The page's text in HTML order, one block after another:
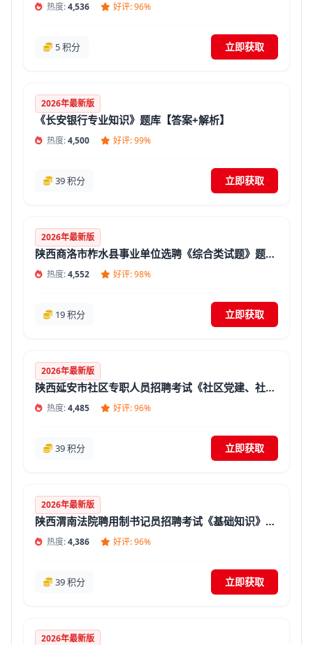
热度:4,536 好评: 96%
5 积分 立即获取
2026年最新版
《长安银行专业知识》题库【答案+解析】
热度:4,500 好评: 99%
39 积分 立即获取
2026年最新版
陕西商洛市柞水县事业单位选聘《综合类试题》题库(答案+解析)
热度:4,552 好评: 98%
19 积分 立即获取
2026年最新版
陕西延安市社区专职人员招聘考试《社区党建、社区工作基础知识》题库(答案+解析)
热度:4,485 好评: 96%
39 积分 立即获取
2026年最新版
陕西渭南法院聘用制书记员招聘考试《基础知识》题库(答案+解析)
热度:4,386 好评: 96%
39 积分 立即获取
2026年最新版